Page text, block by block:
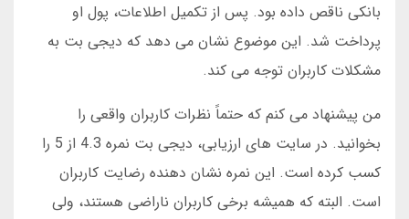
بانکی ناقص داده بود. پس از تکمیل اطلاعات، پول او
پرداخت شد. این موضوع نشان می دهد که دیجی بت به
مشکلات کاربران توجه می کند.
من پیشنهاد می کنم که حتماً نظرات کاربران واقعی را
بخوانید. در سایت های ارزیابی، دیجی بت نمره 4.3 از 5 را
کسب کرده است. این نمره نشان دهنده رضایت کاربران
است. البته که همیشه برخی کاربران ناراضی هستند، ولی